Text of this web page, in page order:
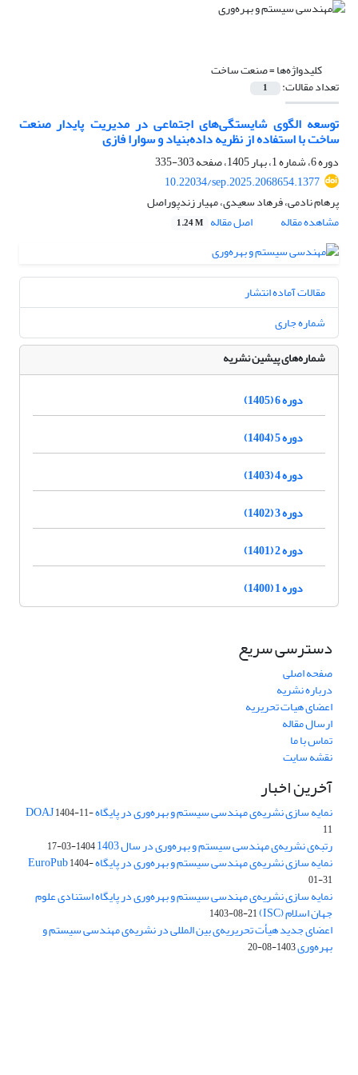
کلیدواژه‌ها =صنعت ساخت
تعداد مقالات: 1
توسعه الگوی شایستگی‌های اجتماعی در مدیریت پایدار صنعت
ساخت با استفاده از نظریه داده‌بنیاد و سوارا فازی
دوره 6، شماره 1، بهار 1405، صفحه
303-335
10.22034/sep.2025.2068654.1377
پرهام نادمی، فرهاد سعیدی، مهیار زندپوراصل
مشاهده مقاله
اصل مقاله 1.24 M
مقالات آماده انتشار
شماره جاری
شماره‌های پیشین نشریه
دوره 6 (1405)
دوره 5 (1404)
دوره 4 (1403)
دوره 3 (1402)
دوره 2 (1401)
دوره 1 (1400)
دسترسی سریع
صفحه اصلی
درباره نشریه
اعضای هیات تحریریه
ارسال مقاله
تماس با ما
نقشه سایت
آخرین اخبار
نمایه سازی نشریه‌ی مهندسی سیستم و بهره‌وری در پایگاه DOAJ1404-11-
11
رتبه‌ی نشریه‌ی مهندسی سیستم و بهره‌وری در سال 1403 1404-03-17
نمایه سازی نشریه‌ی مهندسی سیستم و بهره‌وری در پایگاه EuroPub1404-
01-31
نمایه سازی نشریه‌ی مهندسی سیستم و بهره‌وری در پایگاه استنادی علوم
جهان اسلام (ISC) 1403-08-21
اعضای جدید هیأت تحریریه‌ی بین المللی در نشریه‌ی مهندسی سیستم و
بهره‌وری1403-08-20